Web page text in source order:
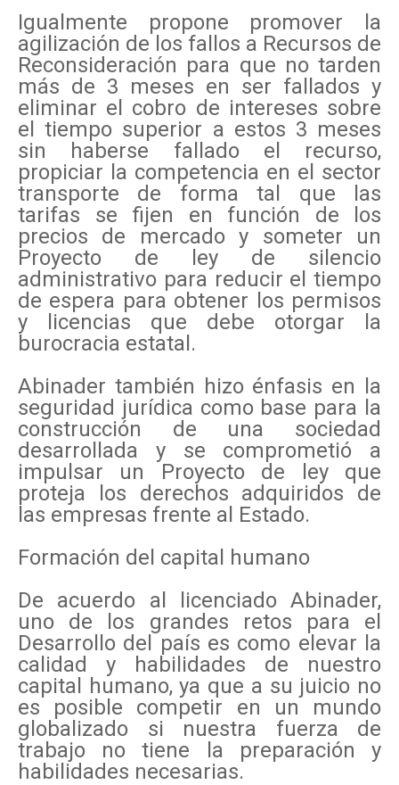
Igualmente propone promover la
agilización de los fallos a Recursos de
Reconsideración para que no tarden
más de 3 meses en ser fallados y
eliminar el cobro de intereses sobre
el tiempo superior a estos 3 meses
sin haberse fallado el recurso,
propiciar la competencia en el sector
transporte de forma tal que las
tarifas se fijen en función de los
precios de mercado y someter un
Proyecto de ley de silencio
administrativo para reducir el tiempo
de espera para obtener los permisos
y licencias que debe otorgar la
burocracia estatal.
Abinader también hizo énfasis en la
seguridad jurídica como base para la
construcción de una sociedad
desarrollada y se comprometió a
impulsar un Proyecto de ley que
proteja los derechos adquiridos de
las empresas frente al Estado.
Formación del capital humano
De acuerdo al licenciado Abinader,
uno de los grandes retos para el
Desarrollo del país es como elevar la
calidad y habilidades de nuestro
capital humano, ya que a su juicio no
es posible competir en un mundo
globalizado si nuestra fuerza de
trabajo no tiene la preparación y
habilidades necesarias.